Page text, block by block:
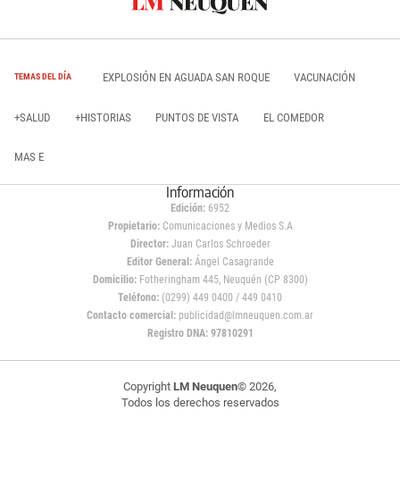
TEMAS DEL DÍA EXPLOSIÓN EN AGUADA SAN ROQUE VACUNACIÓN
+SALUD +HISTORIAS PUNTOS DE VISTA EL COMEDOR
MAS E
Información
Edición: 6952
Propietario:Comunicaciones y Medios S.A
Director: Juan Carlos Schroeder
Editor General:Ángel Casagrande
Domicilio:Fotheringham 445, Neuquén (CP 8300)
Teléfono: (0299) 449 0400 / 449 0410
Contacto comercial: publicidad@lmneuquen.com.ar
Registro DNA: 97810291
Copyright LM Neuquen© 2026,
Todos los derechos reservados